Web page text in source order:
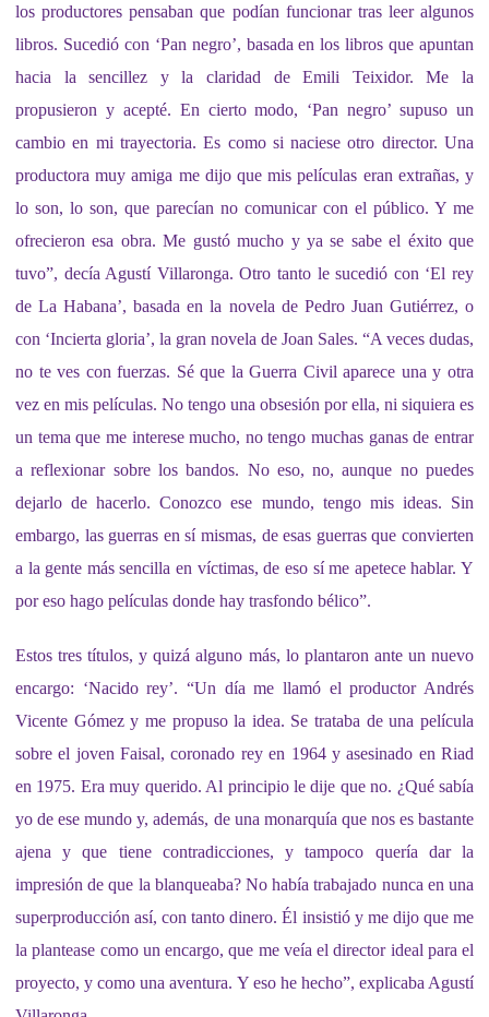
los productores pensaban que podían funcionar tras leer algunos
libros. Sucedió con ‘Pan negro’, basada en los libros que apuntan
hacia la sencillez y la claridad de Emili Teixidor. Me la
propusieron y acepté. En cierto modo, ‘Pan negro’ supuso un
cambio en mi trayectoria. Es como si naciese otro director. Una
productora muy amiga me dijo que mis películas eran extrañas, y
lo son, lo son, que parecían no comunicar con el público. Y me
ofrecieron esa obra. Me gustó mucho y ya se sabe el éxito que
tuvo”, decía Agustí Villaronga. Otro tanto le sucedió con ‘El rey
de La Habana’, basada en la novela de Pedro Juan Gutiérrez, o
con ‘Incierta gloria’, la gran novela de Joan Sales. “A veces dudas,
no te ves con fuerzas. Sé que la Guerra Civil aparece una y otra
vez en mis películas. No tengo una obsesión por ella, ni siquiera es
un tema que me interese mucho, no tengo muchas ganas de entrar
a reflexionar sobre los bandos. No eso, no, aunque no puedes
dejarlo de hacerlo. Conozco ese mundo, tengo mis ideas. Sin
embargo, las guerras en sí mismas, de esas guerras que convierten
a la gente más sencilla en víctimas, de eso sí me apetece hablar. Y
por eso hago películas donde hay trasfondo bélico”.
Estos tres títulos, y quizá alguno más, lo plantaron ante un nuevo
encargo: ‘Nacido rey’. “Un día me llamó el productor Andrés
Vicente Gómez y me propuso la idea. Se trataba de una película
sobre el joven Faisal, coronado rey en 1964 y asesinado en Riad
en 1975. Era muy querido. Al principio le dije que no. ¿Qué sabía
yo de ese mundo y, además, de una monarquía que nos es bastante
ajena y que tiene contradicciones, y tampoco quería dar la
impresión de que la blanqueaba? No había trabajado nunca en una
superproducción así, con tanto dinero. Él insistió y me dijo que me
la plantease como un encargo, que me veía el director ideal para el
proyecto, y como una aventura. Y eso he hecho”, explicaba Agustí